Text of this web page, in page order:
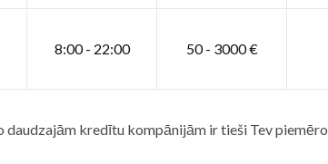
8:00 - 22:00 50 - 3000 €
kredītu kompānijām ir tieši Tev